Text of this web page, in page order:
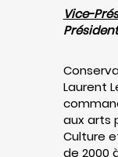
Vice-
Laurent
aux arts
Culture
de 2000